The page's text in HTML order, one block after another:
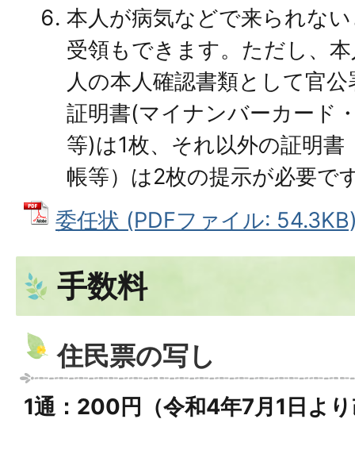
本人が病気などで来られな
受領もできます。ただし、
人の本人確認書類として官
証明書(マイナンバーカード
等)は1枚、それ以外の証明書
帳等）は2枚の提示が必要で
委任状 (PDFファイル:
手数料
住民票の写し
1通：200円（令和4年7月1日よ